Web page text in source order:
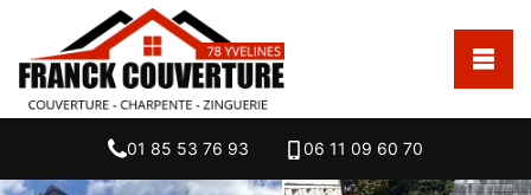
01 85 53 76 93 06 11 09 60 70